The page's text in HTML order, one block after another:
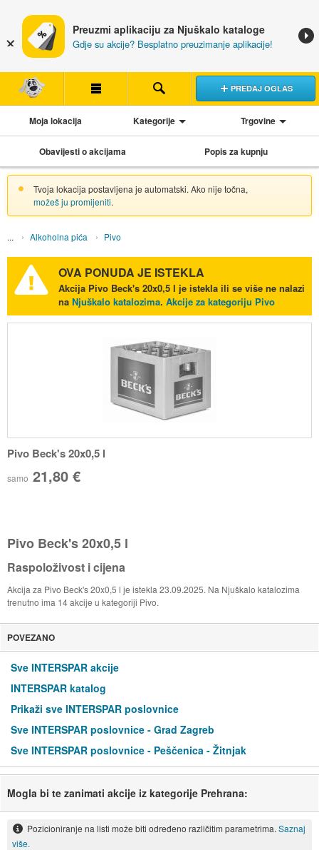
Preuzmi aplikaciju za Njuškalo kataloge
Gdje su akcije? Besplatno preuzimanje aplikacije!
PREDAJ OGLAS
Moja lokacija Kategorije Trgovine
Obavijesti o akcijama Popis za kupnju
Tvoja lokacija postavljena je automatski. Ako nije točna,
možeš ju promijeniti.
Alkoholna pića Pivo
OVA PONUDA JE ISTEKLA
Akcija Pivo Beck's 20x0,5 l je istekla ili se više ne nalazi
na Njuškalo katalozima. Akcije za kategoriju Pivo
Pivo Beck's 20x0,5 l
samo 21,80 €
Pivo Beck's 20x0,5 l
Raspoloživost i cijena
Akcija za Pivo Beck's 20x0,5 l je istekla 23.09.2025. Na Njuškalo katalozima
trenutno ima 14 akcije u kategoriji Pivo.
POVEZANO
Sve INTERSPAR akcije
INTERSPAR katalog
Prikaži sve INTERSPAR poslovnice
Sve INTERSPAR poslovnice - Grad Zagreb
Sve INTERSPAR poslovnice - Peščenica - Žitnjak
Mogla bi te zanimati akcije iz kategorije Prehrana:
Pozicioniranje na listi može biti određeno različitim parametrima. Saznaj
više.